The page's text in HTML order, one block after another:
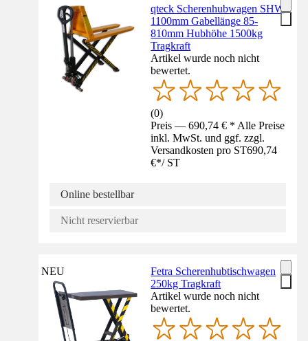
qteck Scherenhubwagen SHW
1100mm Gabellänge 85-
810mm Hubhöhe 1500kg
Tragkraft
Artikel wurde noch nicht
bewertet.
(0)
Preis — 690,74 € * Alle Preise
inkl. MwSt. und ggf. zzgl.
Versandkosten pro ST690,74
€*/ ST
Online bestellbar
Nicht reservierbar
NEU
Fetra Scherenhubtischwagen
250kg Tragkraft
Artikel wurde noch nicht
bewertet.